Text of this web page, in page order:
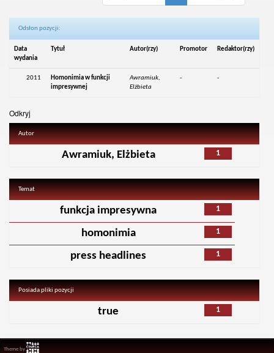
Odsłon pozycji:
Data
wydania
Tytuł Autor(rzy) Promotor Redaktor(rzy)
2011
Homonimia w funkcji
impresywnej
Awramiuk,
Elżbieta
- -
Odkryj
Autor
1
Awramiuk, Elżbieta
Temat
1
funkcja impresywna
1
homonimia
1
press headlines
Posiada pliki pozycji
1
true
Theme by